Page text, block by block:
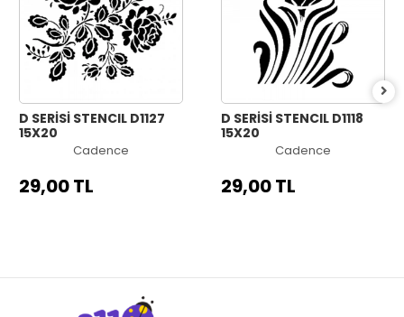
D SERİSİ STENCIL D1127
15X20
Cadence
29,00 TL
D SERİSİ STENCIL D1118
15X20
Cadence
29,00 TL